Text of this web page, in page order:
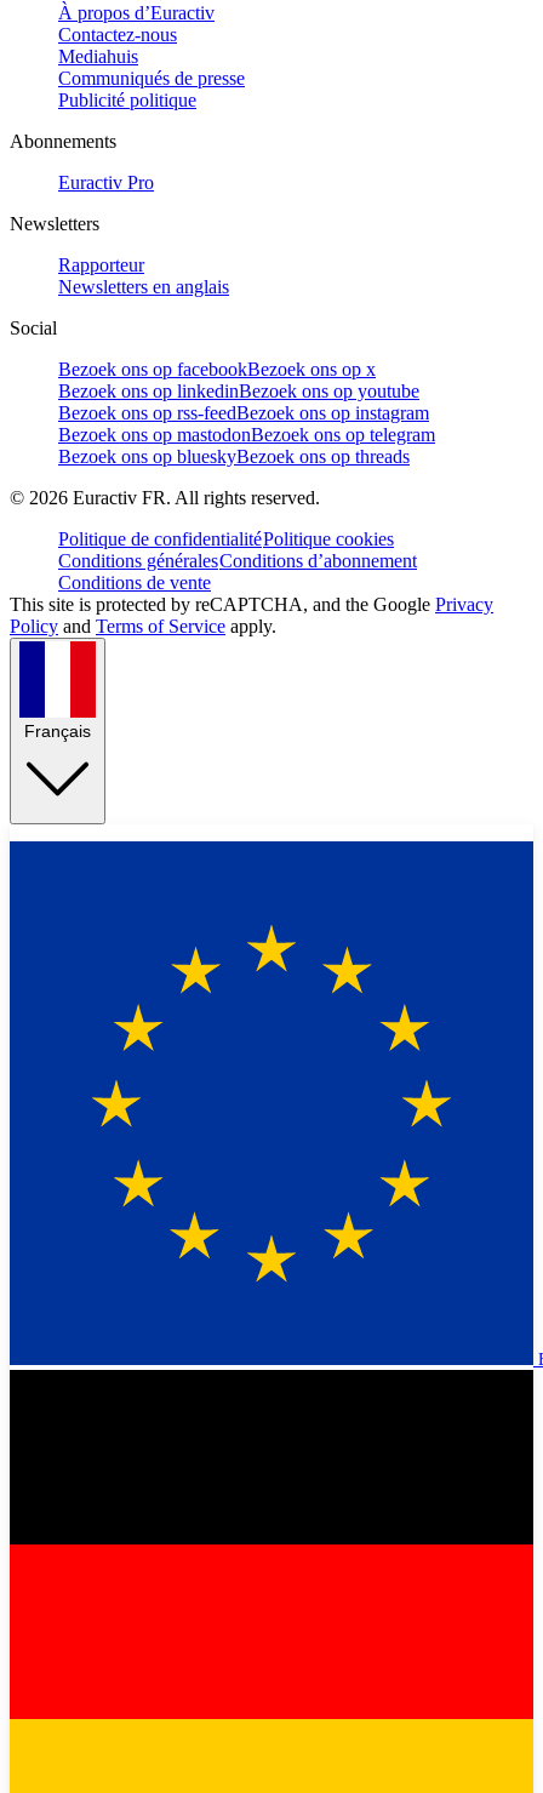
À propos d’Euractiv
Contactez-nous
Mediahuis
Communiqués de presse
Publicité politique
Abonnements
Euractiv Pro
Newsletters
Rapporteur
Newsletters en anglais
Social
Bezoek ons op facebookBezoek ons op x
Bezoek ons op linkedinBezoek ons op youtube
Bezoek ons op rss-feedBezoek ons op instagram
Bezoek ons op mastodonBezoek ons op telegram
Bezoek ons op blueskyBezoek ons op threads
© 2026 Euractiv FR. All rights reserved.
Politique de confidentialitéPolitique cookies
Conditions généralesConditions d’abonnement
Conditions de vente
This site is protected by reCAPTCHA, and the Google Privacy
Policy and Terms of Service apply.
Français